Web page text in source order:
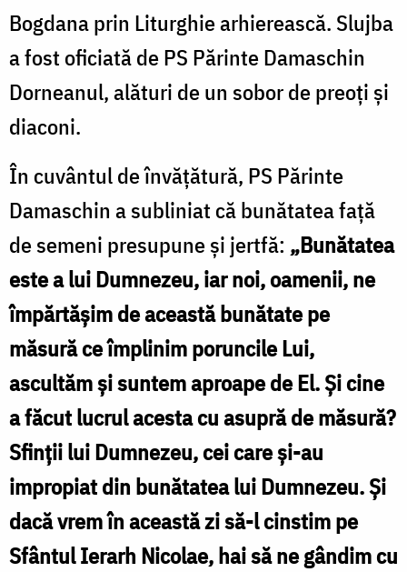
Bogdana prin Liturghie arhierească. Slujba
a fost oficiată de PS Părinte Damaschin
Dorneanul, alături de un sobor de preoţi şi
diaconi.
În cuvântul de învăţătură, PS Părinte
Damaschin a subliniat că bunătatea faţă
de semeni presupune şi jertfă: „Bunătatea
este a lui Dumnezeu, iar noi, oamenii, ne
împărtăşim de această bunătate pe
măsură ce împlinim poruncile Lui,
ascultăm şi suntem aproape de El. Şi cine
a făcut lucrul acesta cu asupră de măsură?
Sfinţii lui Dumnezeu, cei care şi-au
impropiat din bunătatea lui Dumnezeu. Şi
dacă vrem în această zi să-l cinstim pe
Sfântul Ierarh Nicolae, hai să ne gândim cu